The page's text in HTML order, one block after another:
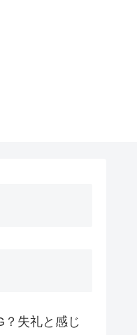
？失礼と感じ